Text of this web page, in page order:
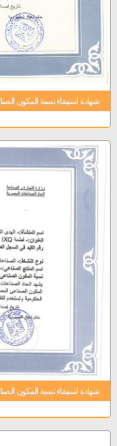
شهادة استيفاء نسبة المكون
شهادة استيفاء نسبة المكون